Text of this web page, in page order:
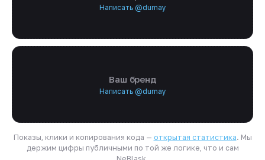
Написать @dumay
Ваш бренд
Написать @dumay
Показы, клики и копирования кода — открытая статистика. Мы
держим цифры публичными по той же логике, что и сам